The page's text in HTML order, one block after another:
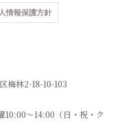
情報保護方針
梅林2-18-10-103
10:00～14:00（日・祝・ク